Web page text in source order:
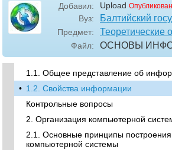
Добавил: Upload
Вуз: Балтийский
Предмет: Теоретические
Файл: ОСНОВЫ
• 1. Информатика как наука
1.1. Общее представление об
• 1.2. Свойства информации
Контрольные вопросы
2. Организация компьютерной
2.1. Основные принципы построения
компьютерной системы